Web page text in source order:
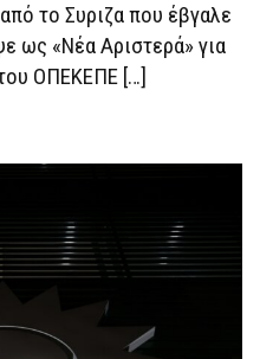
το Συριζα που έβγαλε
ως «Νέα Αριστερά» για
ΟΠΕΚΕΠΕ […]